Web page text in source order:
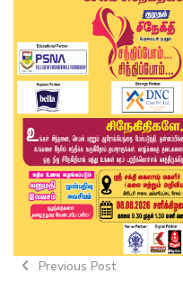
Previous Post